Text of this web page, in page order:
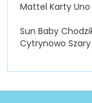
Mattel Karty
Sun Baby
Cytrynowo Szary